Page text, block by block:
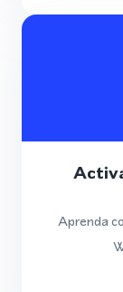
Aprenda